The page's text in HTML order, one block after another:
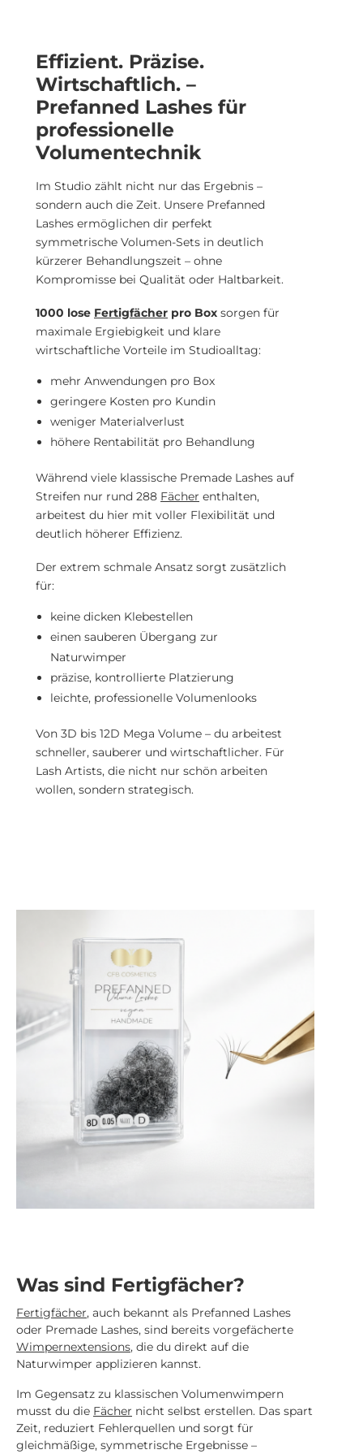
Effizient. Präzise.
Wirtschaftlich. –
Prefanned Lashes für
professionelle
Volumentechnik
Im Studio zählt nicht nur das Ergebnis –
sondern auch die Zeit. Unsere Prefanned
Lashes ermöglichen dir perfekt
symmetrische Volumen-Sets in deutlich
kürzerer Behandlungszeit – ohne
Kompromisse bei Qualität oder Haltbarkeit.
1000 lose Fertigfächer pro Box sorgen für
maximale Ergiebigkeit und klare
wirtschaftliche Vorteile im Studioalltag:
mehr Anwendungen pro Box
geringere Kosten pro Kundin
weniger Materialverlust
höhere Rentabilität pro Behandlung
Während viele klassische Premade Lashes auf
Streifen nur rund 288 Fächer enthalten,
arbeitest du hier mit voller Flexibilität und
deutlich höherer Effizienz.
Der extrem schmale Ansatz sorgt zusätzlich
für:
keine dicken Klebestellen
einen sauberen Übergang zur
Naturwimper
präzise, kontrollierte Platzierung
leichte, professionelle Volumenlooks
Von 3D bis 12D Mega Volume – du arbeitest
schneller, sauberer und wirtschaftlicher. Für
Lash Artists, die nicht nur schön arbeiten
wollen, sondern strategisch.
Was sind Fertigfächer?
Fertigfächer, auch bekannt als Prefanned Lashes
oder Premade Lashes, sind bereits vorgefächerte
Wimpernextensions, die du direkt auf die
Naturwimper applizieren kannst.
Im Gegensatz zu klassischen Volumenwimpern
musst du die Fächer nicht selbst erstellen. Das spart
Zeit, reduziert Fehlerquellen und sorgt für
gleichmäßige, symmetrische Ergebnisse –